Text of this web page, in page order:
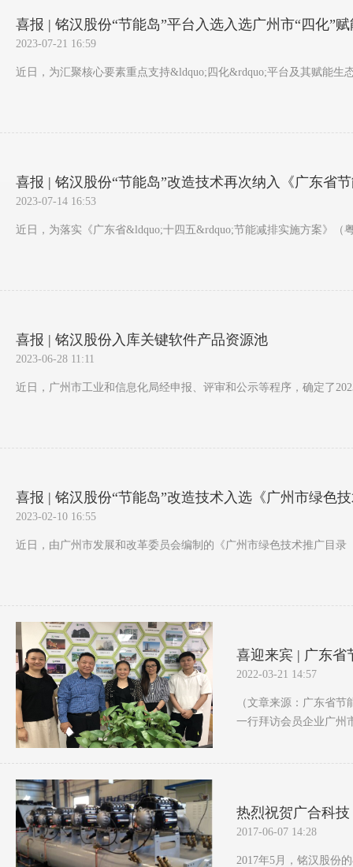
喜报 | 铭汉股份“节能岛”平台入选入选广州市“四化”
2023-07-21 16:59
近日，为汇聚核心要素重点支持&ldquo;四化&rdquo;平台及其赋能
喜报 | 铭汉股份“节能岛”改造技术再次纳入《广东省
2023-07-14 16:53
近日，为落实《广东省&ldquo;十四五&rdquo;节能减排实施方案》
喜报 | 铭汉股份入库关键软件产品资源池
2023-06-28 11:11
近日，广州市工业和信息化局经申报、评审和公示等程序，确定了
喜报 | 铭汉股份“节能岛”改造技术入选《广州市绿色
2023-02-10 16:55
近日，由广州市发展和改革委员会编制的《广州市绿色技术推广目
喜迎来宾 | 广东省
2022-03-21 14:57
（文章来源：广东省
一行拜访会员企业广州
热烈祝贺广合科
2017-06-07 14:28
2017年5月，铭汉股份